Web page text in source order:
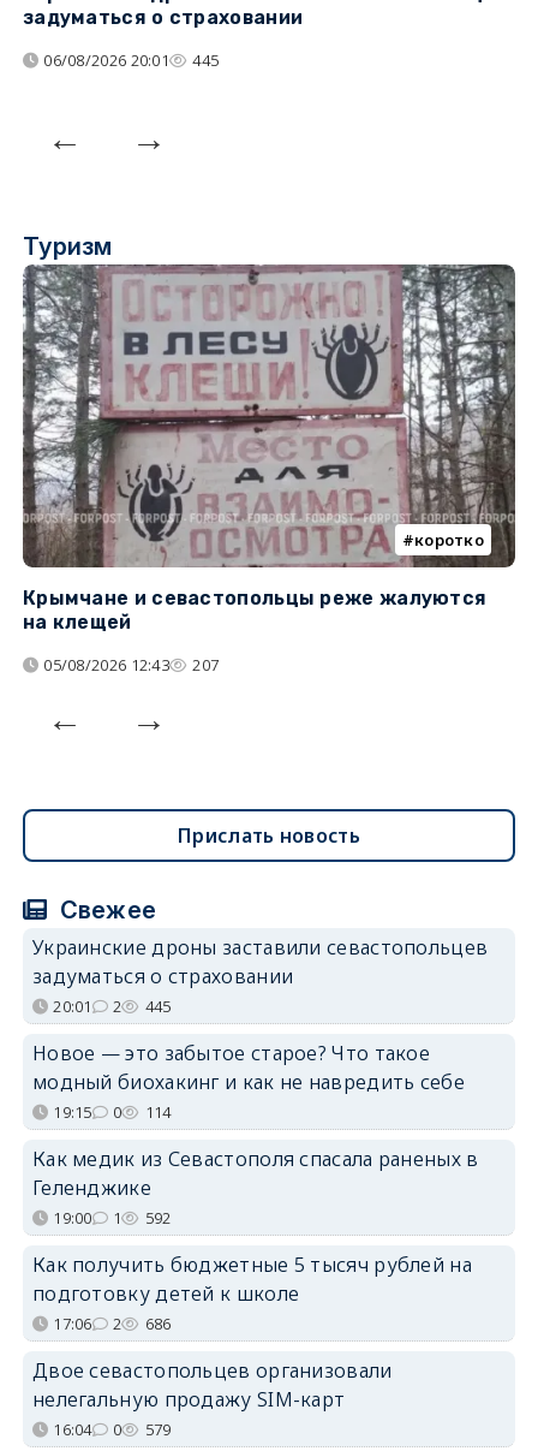
задуматься о страховании
06/08/2026 20:01 445
Туризм
коротко
Крымчане и севастопольцы реже жалуются
на клещей
05/08/2026 12:43 207
Прислать новость
Свежее
Украинские дроны заставили севастопольцев
задуматься о страховании
20:01 2 445
Новое — это забытое старое? Что такое
модный биохакинг и как не навредить себе
19:15 0 114
Как медик из Севастополя спасала раненых в
Геленджике
19:00 1 592
Как получить бюджетные 5 тысяч рублей на
подготовку детей к школе
17:06 2 686
Двое севастопольцев организовали
нелегальную продажу SIM-карт
16:04 0 579